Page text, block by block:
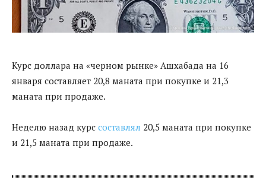
Курс доллара на «черном рынке» Ашхабада на 16
января составляет 20,8 маната при покупке и 21,3
маната при продаже.
Неделю назад курс составлял 20,5 маната при покупке
и 21,5 маната при продаже.